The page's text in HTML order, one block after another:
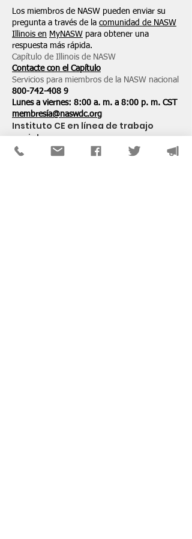
electrónico a
office.naswil@socialworkers.org .
Los miembros de NASW pueden enviar su
pregunta a través de la comunidad de NASW
Illinois en MyNASW para obtener una
respuesta más rápida.
Capítulo de Illinois de NASW
Contacte con el Capítulo
Servicios para miembros de la NASW nacional
800-742-408 9
Lunes a viernes: 8:00 a. m. a 8:00 p. m. CST
membresía@naswdc.org
Instituto CE en línea de trabajo
social
Consulte el menú en la parte inferior de
su